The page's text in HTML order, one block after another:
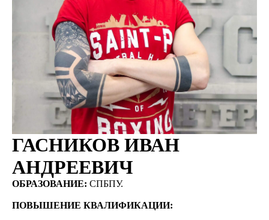
ГАСНИКОВ ИВАН
АНДРЕЕВИЧ
ОБРАЗОВАНИЕ: СПБПУ.
ПОВЫШЕНИЕ КВАЛИФИКАЦИИ: